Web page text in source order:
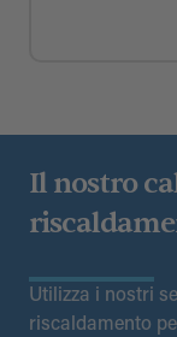
Il nostro
Utilizza i nostri
riscaldamento